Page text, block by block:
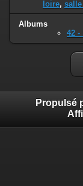
loire,
Albums
42 -
Propulsé